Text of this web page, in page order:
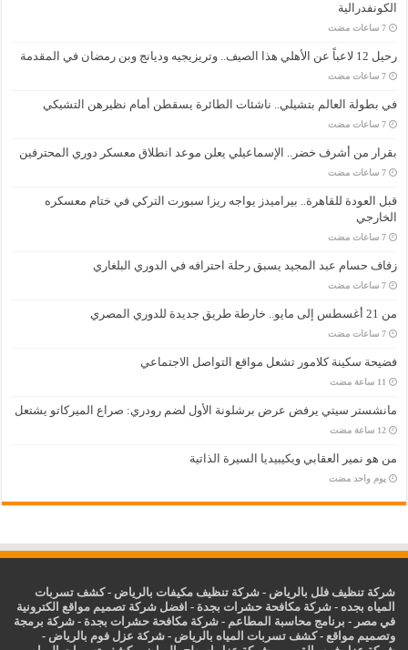
الكونفدرالية
‏7 ساعات مضت
رحيل 12 لاعباً عن الأهلي هذا الصيف.. وتريزيجيه وديانج وبن رمضان في المقدمة
‏7 ساعات مضت
في بطولة العالم بتشيلي.. ناشئات الطائرة يسقطن أمام نظيرهن التشيكي
‏7 ساعات مضت
بقرار من أشرف خضر.. الإسماعيلي يعلن موعد انطلاق معسكر دوري المحترفين
‏7 ساعات مضت
قبل العودة للقاهرة.. بيراميدز يواجه ريزا سبورت التركي في ختام معسكره
الخارجي
‏7 ساعات مضت
زفاف حسام عبد المجيد يسبق رحلة احترافه في الدوري البلغاري
‏7 ساعات مضت
من 21 أغسطس إلى مايو.. خارطة طريق جديدة للدوري المصري
‏7 ساعات مضت
فضيحة سكينة كلامور تشعل مواقع التواصل الاجتماعي
مانشستر سيتي يرفض عرض برشلونة الأول لضم رودري: صراع الميركاتو يشتعل
‏12 ساعة مضت
من هو نمير العقابي ويكيبيديا السيرة الذاتية
‏يوم واحد مضت
شركة تنظيف فلل بالرياض -شركة تنظيف مكيفات بالرياض -كشف تسربات
المياه بجده -شركة مكافحة حشرات بجدة - افضل شركة تصميم مواقع الكترونية
في مصر - برنامج محاسبة المطاعم -شركة مكافحة حشرات بجدة -شركة برمجة
وتصميم مواقع -كشف تسربات المياه بالرياض -شركة عزل فوم بالرياض -